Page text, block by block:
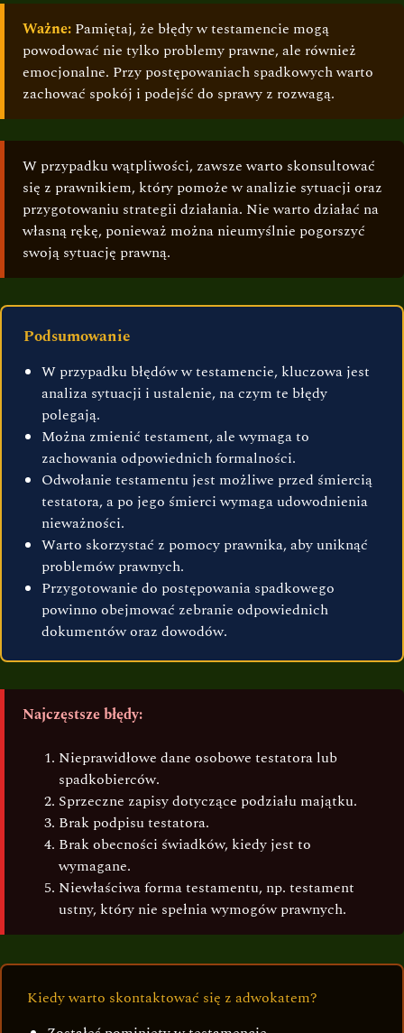
Ważne: Pamiętaj, że błędy w testamencie mogą
powodować nie tylko problemy prawne, ale również
emocjonalne. Przy postępowaniach spadkowych warto
zachować spokój i podejść do sprawy z rozwagą.
W przypadku wątpliwości, zawsze warto skonsultować
się z prawnikiem, który pomoże w analizie sytuacji oraz
przygotowaniu strategii działania. Nie warto działać na
własną rękę, ponieważ można nieumyślnie pogorszyć
swoją sytuację prawną.
Podsumowanie
W przypadku błędów w testamencie, kluczowa jest
analiza sytuacji i ustalenie, na czym te błędy
polegają.
Można zmienić testament, ale wymaga to
zachowania odpowiednich formalności.
Odwołanie testamentu jest możliwe przed śmiercią
testatora, a po jego śmierci wymaga udowodnienia
nieważności.
Warto skorzystać z pomocy prawnika, aby uniknąć
problemów prawnych.
Przygotowanie do postępowania spadkowego
powinno obejmować zebranie odpowiednich
dokumentów oraz dowodów.
Najczęstsze błędy:
Nieprawidłowe dane osobowe testatora lub
spadkobierców.
Sprzeczne zapisy dotyczące podziału majątku.
Brak podpisu testatora.
Brak obecności świadków, kiedy jest to
wymagane.
Niewłaściwa forma testamentu, np. testament
ustny, który nie spełnia wymogów prawnych.
Kiedy warto skontaktować się z adwokatem?